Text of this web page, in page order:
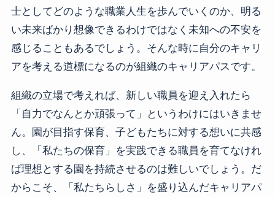
士としてどのような職業人生を歩んでいくのか、明る
い未来ばかり想像できるわけではなく未知への不安を
感じることもあるでしょう。そんな時に自分のキャリ
アを考える道標になるのが組織のキャリアパスです。
組織の立場で考えれば、新しい職員を迎え入れたら
「自力でなんとか頑張って」というわけにはいきませ
ん。園が目指す保育、子どもたちに対する想いに共感
し、「私たちの保育」を実践できる職員を育てなけれ
ば理想とする園を持続させるのは難しいでしょう。だ
からこそ、「私たちらしさ」を盛り込んだキャリアパ